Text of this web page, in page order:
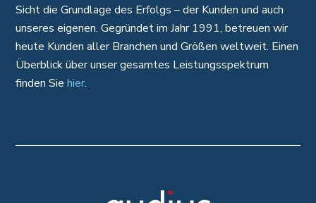
Sicht die Grundlage des Erfolgs – der Kunden und auch
unseres eigenen. Gegründet im Jahr 1991, betreuen wir
heute Kunden aller Branchen und Größen weltweit. Einen
Überblick über unser gesamtes Leistungsspektrum
finden Siehier.